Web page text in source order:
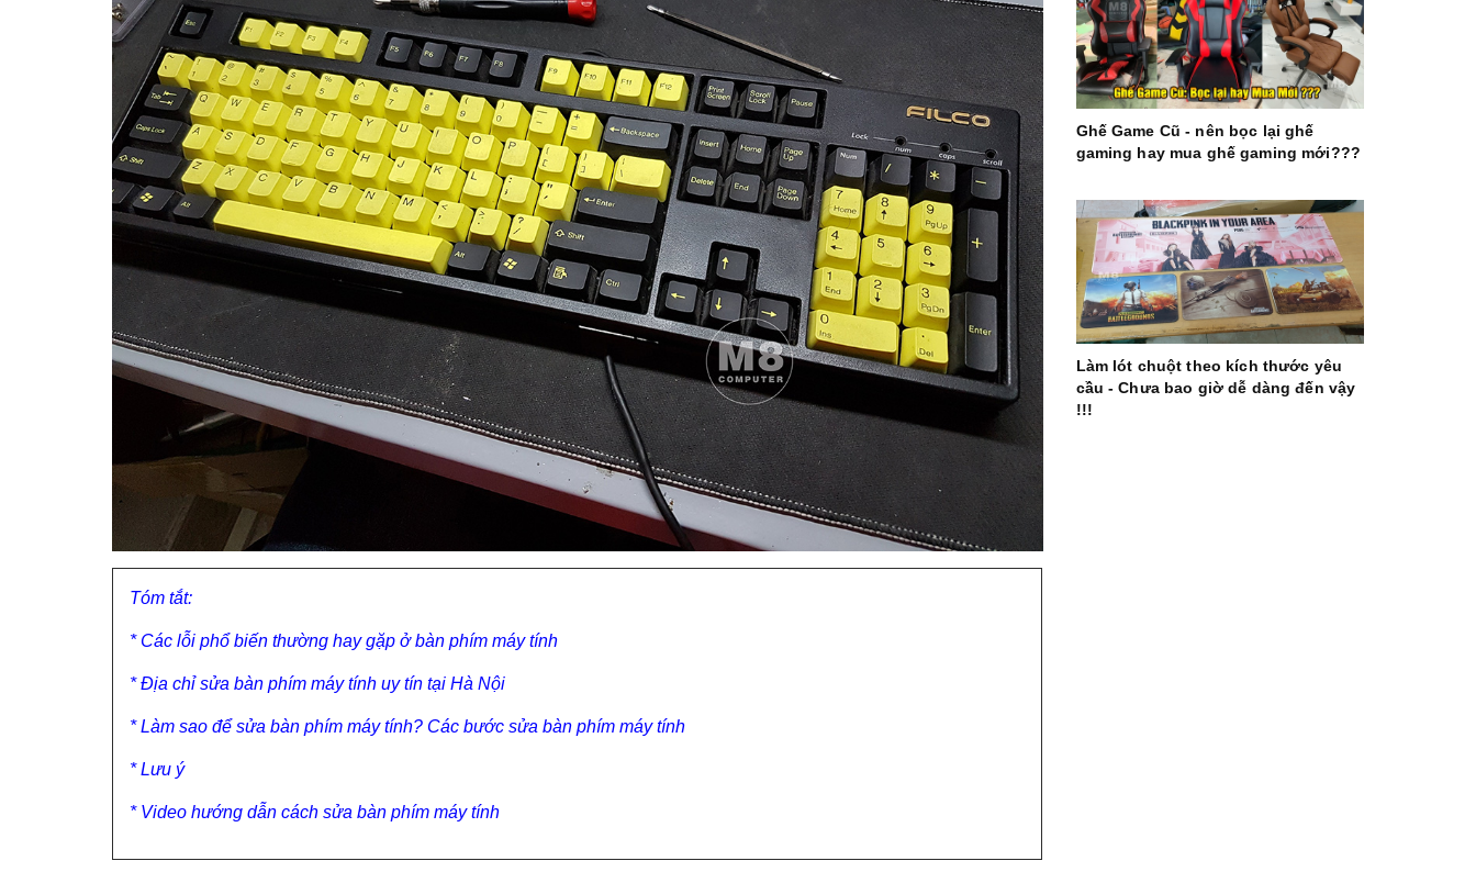
Tóm tắt:
* Các lỗi phổ biến thường hay gặp ở bàn phím máy tính
* Địa chỉ sửa bàn phím máy tính uy tín tại Hà Nội
* Làm sao để sửa bàn phím máy tính? Các bước sửa bàn phím máy tính
* Lưu ý
* Video hướng dẫn cách sửa bàn phím máy tính
Ghế Game Cũ - nên bọc lại ghế
gaming hay mua ghế gaming mới???
Làm lót chuột theo kích thước yêu
cầu - Chưa bao giờ dễ dàng đến vậy
!!!